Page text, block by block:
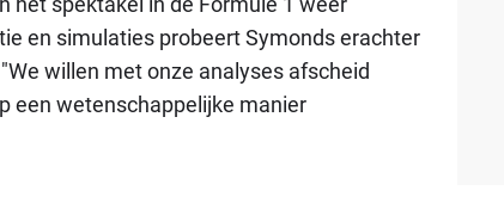
en simulaties probeert Symonds erachter
willen met onze analyses afscheid
een wetenschappelijke manier